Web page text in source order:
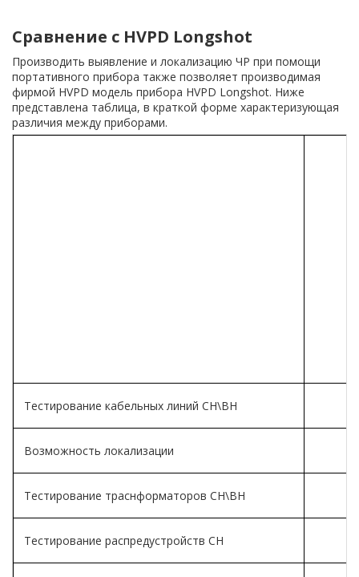
Сравнение с HVPD Longshot
Производить выявление и локализацию ЧР при помощи
портативного прибора также позволяет производимая
фирмой HVPD модель прибора HVPD Longshot. Ниже
представлена таблица, в краткой форме характеризующая
различия между приборами.
Тестирование кабельных линий СН\ВН
Возможность локализации
Тестирование траснформаторов СН\ВН
Тестирование распредустройств СН